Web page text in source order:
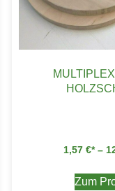
1,57 € –
Zum